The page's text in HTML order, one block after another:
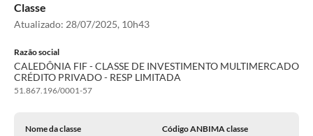
Classe
Atualizado: 28/07/2025, 10h43
Razão social
CALEDÔNIA FIF - CLASSE DE INVESTIMENTO MULTIMERCADO
CRÉDITO PRIVADO - RESP LIMITADA
51.867.196/0001-57
Nome da classe Código ANBIMA classe